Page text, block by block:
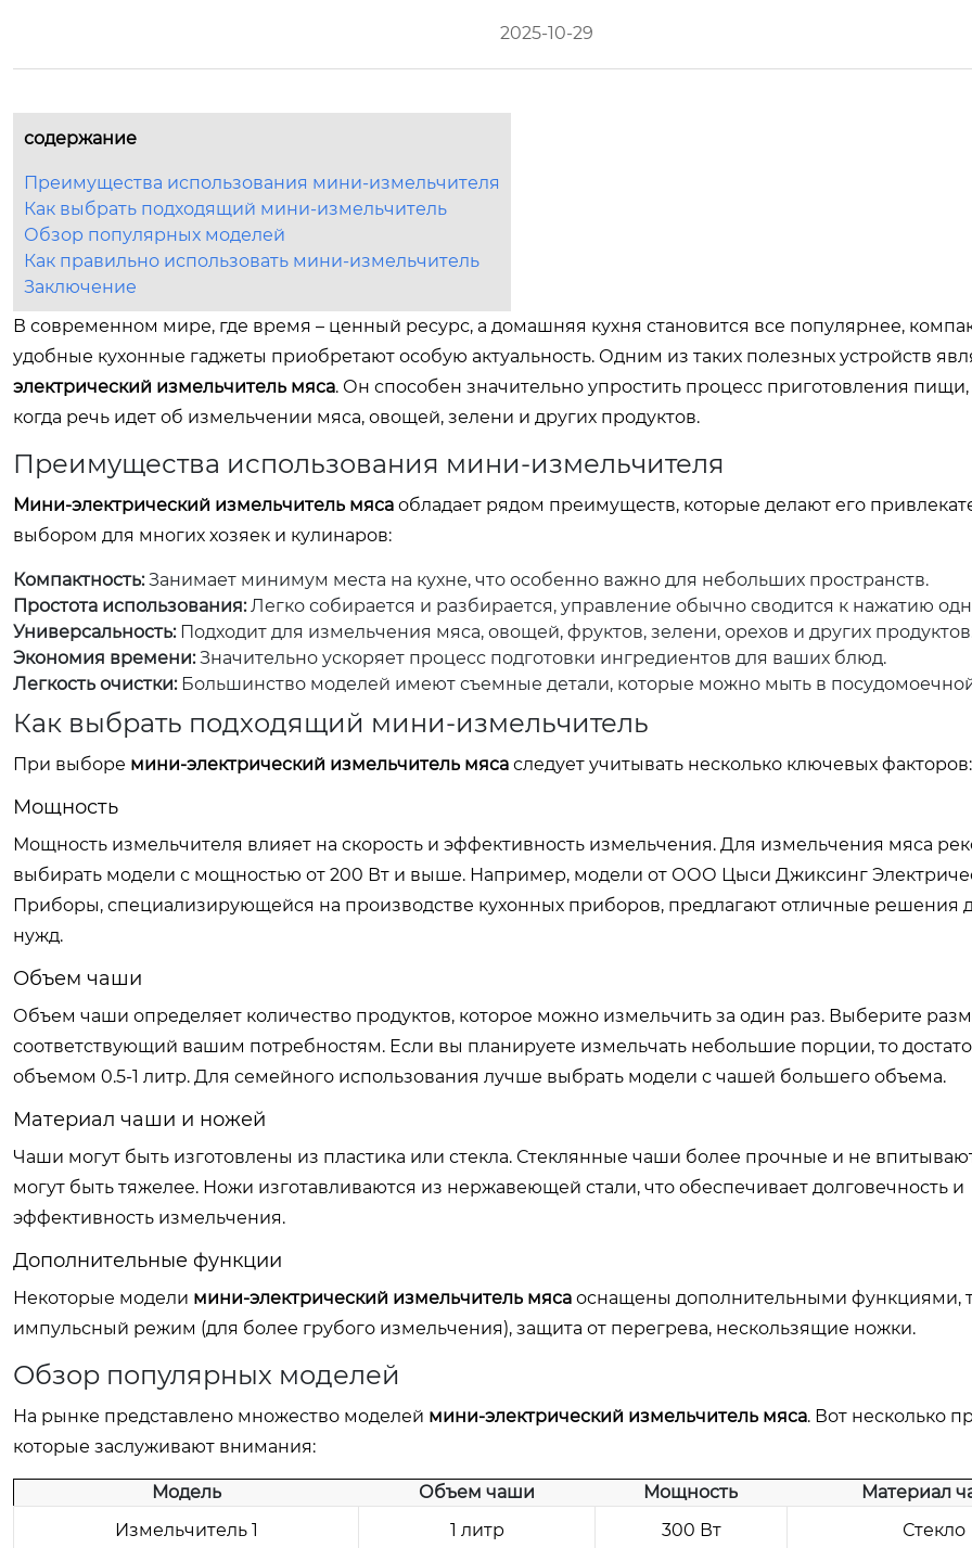
2025-10-29
содержание
Преимущества использования мини-измельчителя
Как выбрать подходящий мини-измельчитель
Обзор популярных моделей
Как правильно использовать мини-измельчитель
Заключение
В современном мире, где время – ценный ресурс, а домашняя кухня становится все популярнее,
удобные кухонные гаджеты приобретают особую актуальность. Одним из таких полезных устройств
электрический измельчитель мяса. Он способен значительно упростить процесс приготовления
когда речь идет об измельчении мяса, овощей, зелени и других продуктов.
Преимущества использования мини-измельчителя
Мини-электрический измельчитель мяса обладает рядом преимуществ, которые делают его
выбором для многих хозяек и кулинаров:
Компактность:Занимает минимум места на кухне, что особенно важно для небольших пространств.
Простота использования:Легко собирается и разбирается, управление обычно сводится к нажатию
Универсальность:Подходит для измельчения мяса, овощей, фруктов, зелени, орехов и других
Экономия времени:Значительно ускоряет процесс подготовки ингредиентов для ваших блюд.
Легкость очистки:Большинство моделей имеют съемные детали, которые можно мыть в
Как выбрать подходящий мини-измельчитель
При выборе мини-электрический измельчитель мяса следует учитывать несколько ключевых факторов:
Мощность
Мощность измельчителя влияет на скорость и эффективность измельчения. Для измельчения мяса
выбирать модели с мощностью от 200 Вт и выше. Например, модели от ООО Цыси Джиксинг
Приборы, специализирующейся на производстве кухонных приборов, предлагают отличные решения
нужд.
Объем чаши
Объем чаши определяет количество продуктов, которое можно измельчить за один раз. Выберите
соответствующий вашим потребностям. Если вы планируете измельчать небольшие порции, то
объемом 0.5-1 литр. Для семейного использования лучше выбрать модели с чашей большего объема.
Материал чаши и ножей
Чаши могут быть изготовлены из пластика или стекла. Стеклянные чаши более прочные и не
могут быть тяжелее. Ножи изготавливаются из нержавеющей стали, что обеспечивает долговечность и
эффективность измельчения.
Дополнительные функции
Некоторые модели мини-электрический измельчитель мяса оснащены дополнительными функциями,
импульсный режим (для более грубого измельчения), защита от перегрева, нескользящие ножки.
Обзор популярных моделей
На рынке представлено множество моделей мини-электрический измельчитель мяса. Вот несколько
которые заслуживают внимания:
Модель Объем чаши Мощность
Материал
Измельчитель 1
1 литр 300 Вт Стекло